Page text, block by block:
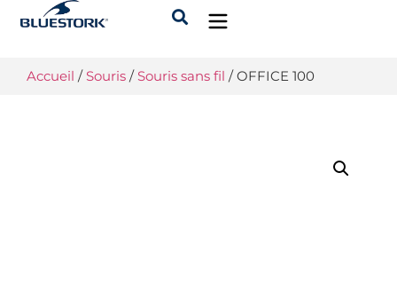
Accueil / Souris / Souris sans fil / OFFICE 100